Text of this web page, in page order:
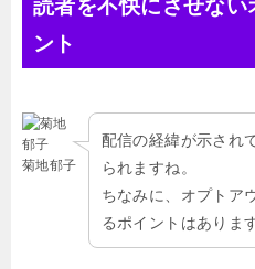
読者を不快にさせない
ント
菊地郁子
配信の経緯が示され
られますね。
ちなみに、オプトア
るポイントはありま